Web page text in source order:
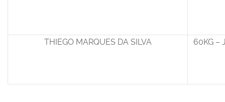
THIEGO MARQUES DA SILVA 60KG –